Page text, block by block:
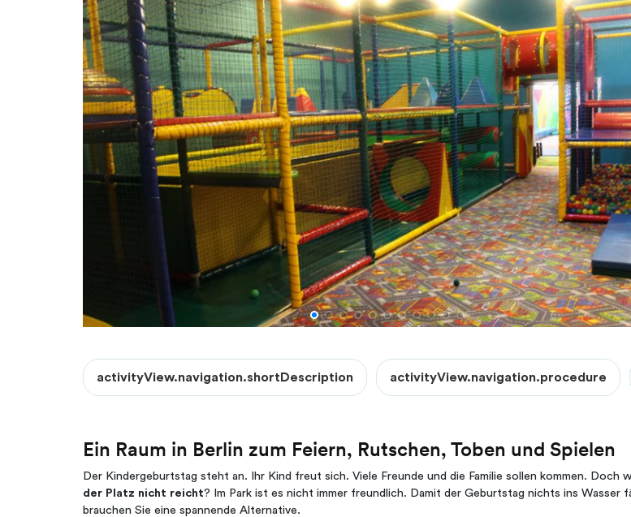
activityView.navigation.shortDescription activityView.navigation.procedure
Ein Raum in Berlin zum Feiern, Rutschen, Toben und Spielen
Der Kindergeburtstag steht an. Ihr Kind freut sich. Viele Freunde und die Familie sollen kommen. Doch
der Platz nicht reicht? Im Park ist es nicht immer freundlich. Damit der Geburtstag nichts ins Wasser
brauchen Sie eine spannende Alternative.